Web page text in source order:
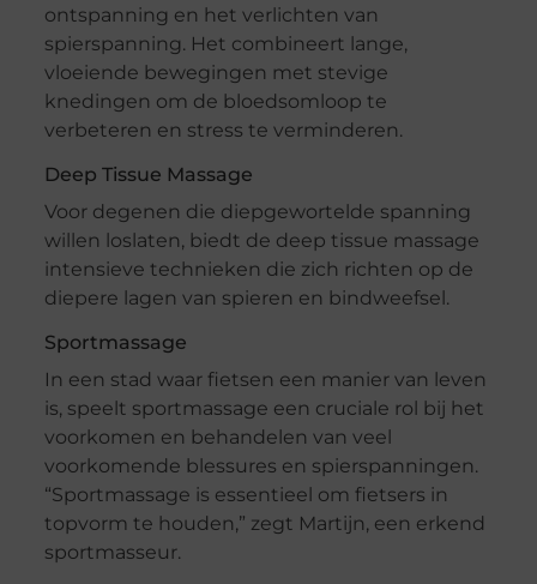
ontspanning en het verlichten van
spierspanning. Het combineert lange,
vloeiende bewegingen met stevige
knedingen om de bloedsomloop te
verbeteren en stress te verminderen.
Deep Tissue Massage
Voor degenen die diepgewortelde spanning
willen loslaten, biedt de deep tissue massage
intensieve technieken die zich richten op de
diepere lagen van spieren en bindweefsel.
Sportmassage
In een stad waar fietsen een manier van leven
is, speelt sportmassage een cruciale rol bij het
voorkomen en behandelen van veel
voorkomende blessures en spierspanningen.
“Sportmassage is essentieel om fietsers in
topvorm te houden,” zegt Martijn, een erkend
sportmasseur.